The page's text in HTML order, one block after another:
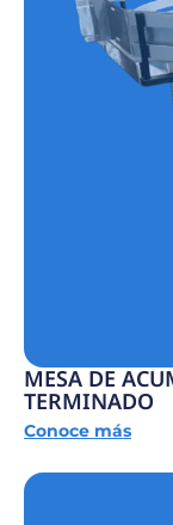
MESA DE
TERMINADO
Conoce más